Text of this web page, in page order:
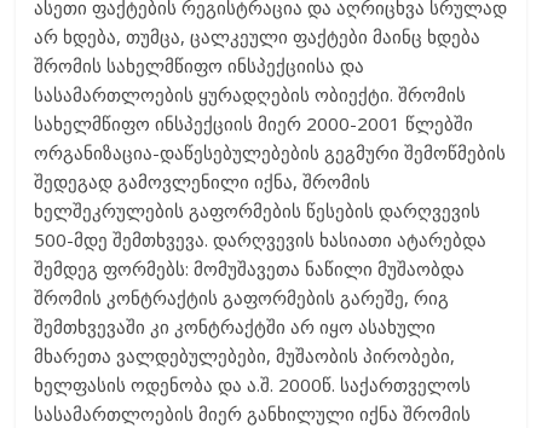
ასეთი ფაქტების რეგისტრაცია და აღრიცხვა სრულად
არ ხდება, თუმცა, ცალკეული ფაქტები მაინც ხდება
შრომის სახელმწიფო ინსპექციისა და
სასამართლოების ყურადღების ობიექტი. შრომის
სახელმწიფო ინსპექციის მიერ 2000-2001 წლებში
ორგანიზაცია-დაწესებულებების გეგმური შემოწმების
შედეგად გამოვლენილი იქნა, შრომის
ხელშეკრულების გაფორმების წესების დარღვევის
500-მდე შემთხვევა. დარღვევის ხასიათი ატარებდა
შემდეგ ფორმებს: მომუშავეთა ნაწილი მუშაობდა
შრომის კონტრაქტის გაფორმების გარეშე, რიგ
შემთხვევაში კი კონტრაქტში არ იყო ასახული
მხარეთა ვალდებულებები, მუშაობის პირობები,
ხელფასის ოდენობა და ა.შ. 2000წ. საქართველოს
სასამართლოების მიერ განხილული იქნა შრომის